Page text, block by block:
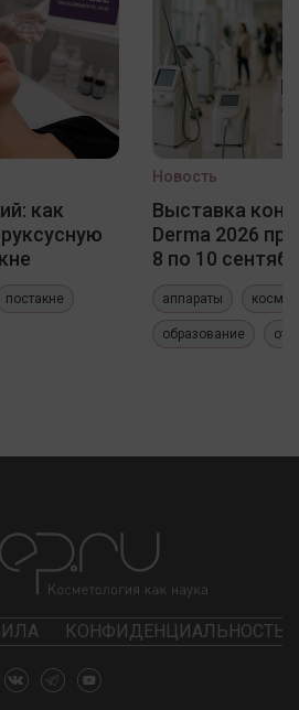
как
постакне
Новость
Выставка
Derma 2026
8 по 10
аппараты
образование
КОНФИДЕНЦИАЛЬНОСТЬ